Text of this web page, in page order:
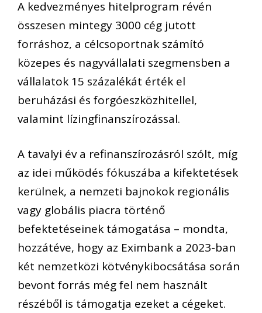
A kedvezményes hitelprogram révén
összesen mintegy 3000 cég jutott
forráshoz, a célcsoportnak számító
közepes és nagyvállalati szegmensben a
vállalatok 15 százalékát érték el
beruházási és forgóeszközhitellel,
valamint lízingfinanszírozással.
A tavalyi év a refinanszírozásról szólt, míg
az idei működés fókuszába a kifektetések
kerülnek, a nemzeti bajnokok regionális
vagy globális piacra történő
befektetéseinek támogatása – mondta,
hozzátéve, hogy az Eximbank a 2023-ban
két nemzetközi kötvénykibocsátása során
bevont forrás még fel nem használt
részéből is támogatja ezeket a cégeket.